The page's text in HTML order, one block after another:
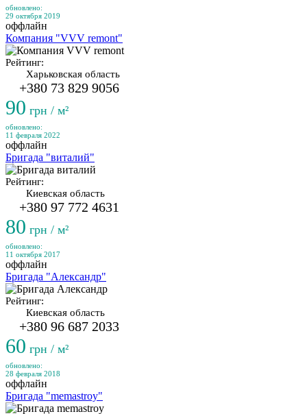
обновлено:
29 октября 2019
оффлайн
Компания "VVV remont"
Рейтинг:
Харьковская область
+380 73 829 9056
90 грн / м²
обновлено:
11 февраля 2022
оффлайн
Бригада "виталий"
Рейтинг:
Киевская область
+380 97 772 4631
80 грн / м²
обновлено:
11 октября 2017
оффлайн
Бригада "Александр"
Рейтинг:
Киевская область
+380 96 687 2033
60 грн / м²
обновлено:
28 февраля 2018
оффлайн
Бригада "memastroy"